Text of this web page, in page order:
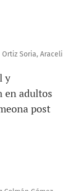
Ortiz Soria, Araceli
y
en adultos
post